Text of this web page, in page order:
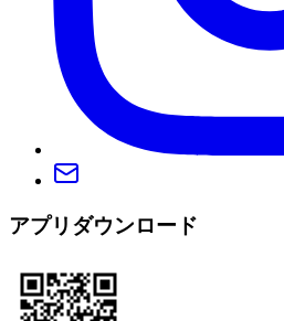
アプリダウンロード